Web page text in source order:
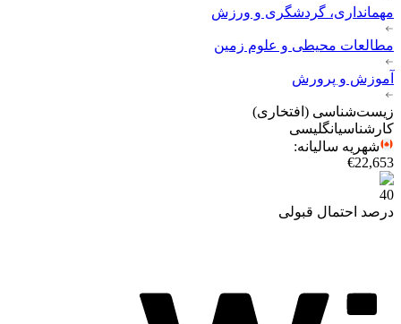
مهمانداری، گردشگری و ورزش
مطالعات محیطی و علوم زمین
آموزش و پرورش
زیست‌شناسی (افتخاری)
کارشناسیانگلیسی
شهریه سالیانه:
€22,653
40
درصد احتمال قبولی